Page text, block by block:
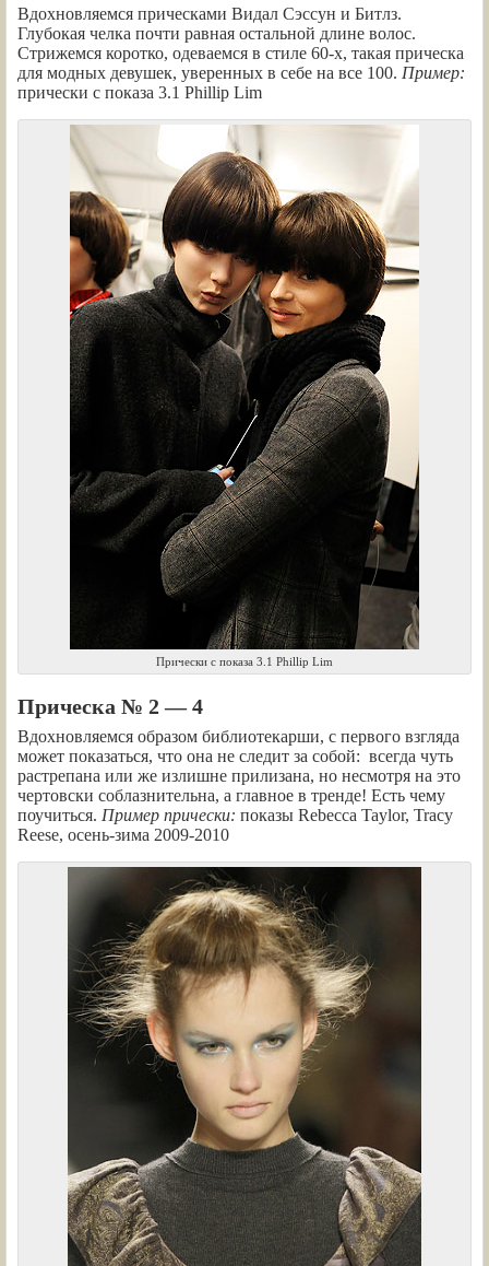
Вдохновляемся прическами Видал Сэссун и Битлз.
Глубокая челка почти равная остальной длине волос.
Стрижемся коротко, одеваемся в стиле 60-х, такая прическа
для модных девушек, уверенных в себе на все 100. Пример:
прически с показа 3.1 Phillip Lim
Прически с показа 3.1 Phillip Lim
Прическа № 2 — 4
Вдохновляемся образом библиотекарши, с первого взгляда
может показаться, что она не следит за собой: всегда чуть
растрепана или же излишне прилизана, но несмотря на это
чертовски соблазнительна, а главное в тренде! Есть чему
поучиться. Пример прически: показы Rebecca Taylor, Tracy
Reese, осень-зима 2009-2010